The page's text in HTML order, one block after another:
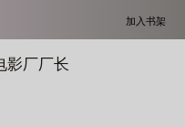
加入书架
影厂厂长